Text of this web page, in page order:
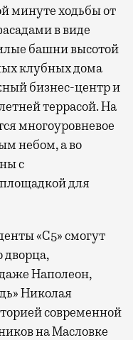
минуте ходьбы от
в виде
башни высотой
клубных дома
бизнес-центр и
террасой. На
многоуровневое
небом, а во
с
для
«С5» смогут
дворца,
Наполеон,
Николая
современной
на Масловке